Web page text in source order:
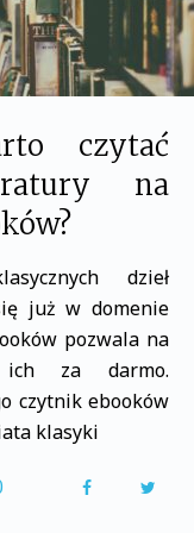
czytać
na
dzieł
już w domenie
pozwala na
ich za darmo.
czytnik ebooków
klasyki
F